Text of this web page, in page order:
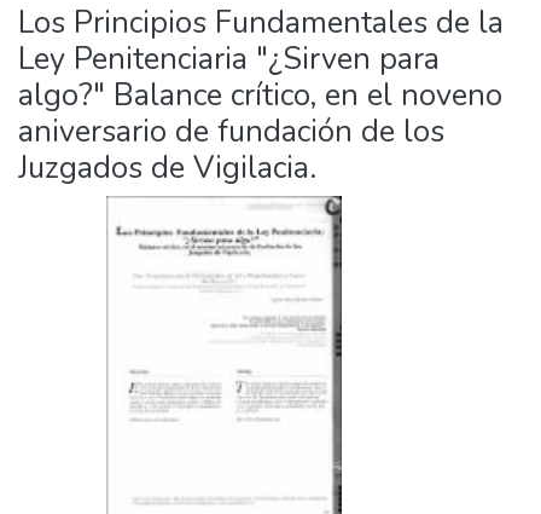
Los Principios Fundamentales de la
Ley Penitenciaria "¿Sirven para
algo?" Balance crítico, en el noveno
aniversario de fundación de los
Juzgados de Vigilacia.